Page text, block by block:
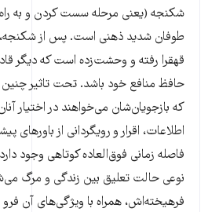
شکنجه (یعنی مرحله سست کردن و به راه
طوفان شدید ذهنی است. پس از شکنجه،
قهقرا رفته و وحشت‌زده است که دیگر
حافظ منافع خود باشد. تحت تاثیر چنین
که بازجویان‌شان می‌خواهند در اختیار
اطلاعات، اقرار و رویگردانی از
فاصله زمانی فوق‌العاده کوتاهی وجود
نوعی حالت تعلیق بین زندگی و مرگ
فرهیخته‌اش، همراه با ویژگی‌های آن